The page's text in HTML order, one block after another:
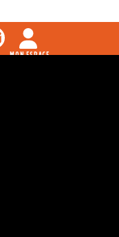
MON ESPACE